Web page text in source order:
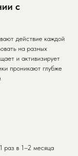
с
действие каждой
на разных
и активизирует
проникают глубже
раз в 1–2 месяца